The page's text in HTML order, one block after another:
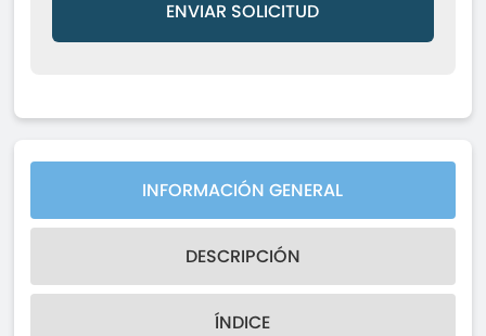
ENVIAR SOLICITUD
INFORMACIÓN GENERAL
DESCRIPCIÓN
ÍNDICE